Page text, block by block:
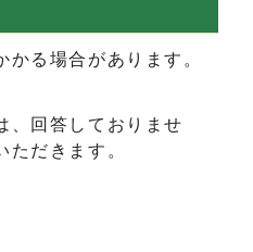
る場合があります。
、回答しておりませ
だきます。